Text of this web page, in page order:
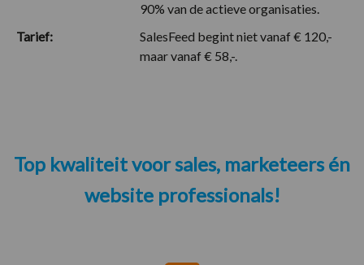
90% van de actieve organisaties.
Tarief:
SalesFeed begint niet vanaf € 120,-
maar vanaf € 58,-.
Top kwaliteit voor sales, marketeers én
website professionals!